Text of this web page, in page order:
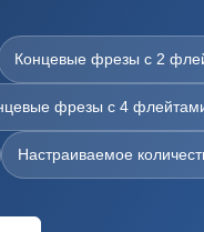
Концевые фрезы с 2
фрезы с 4
Настраиваемое